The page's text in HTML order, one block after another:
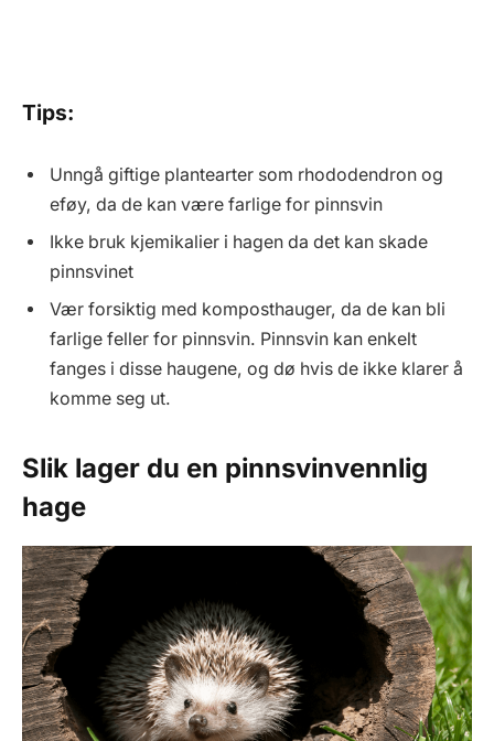
Tips:
Unngå giftige plantearter som rhododendron og
eføy, da de kan være farlige for pinnsvin
Ikke bruk kjemikalier i hagen da det kan skade
pinnsvinet
Vær forsiktig med komposthauger, da de kan bli
farlige feller for pinnsvin. Pinnsvin kan enkelt
fanges i disse haugene, og dø hvis de ikke klarer å
komme seg ut.
Slik lager du en pinnsvinvennlig
hage